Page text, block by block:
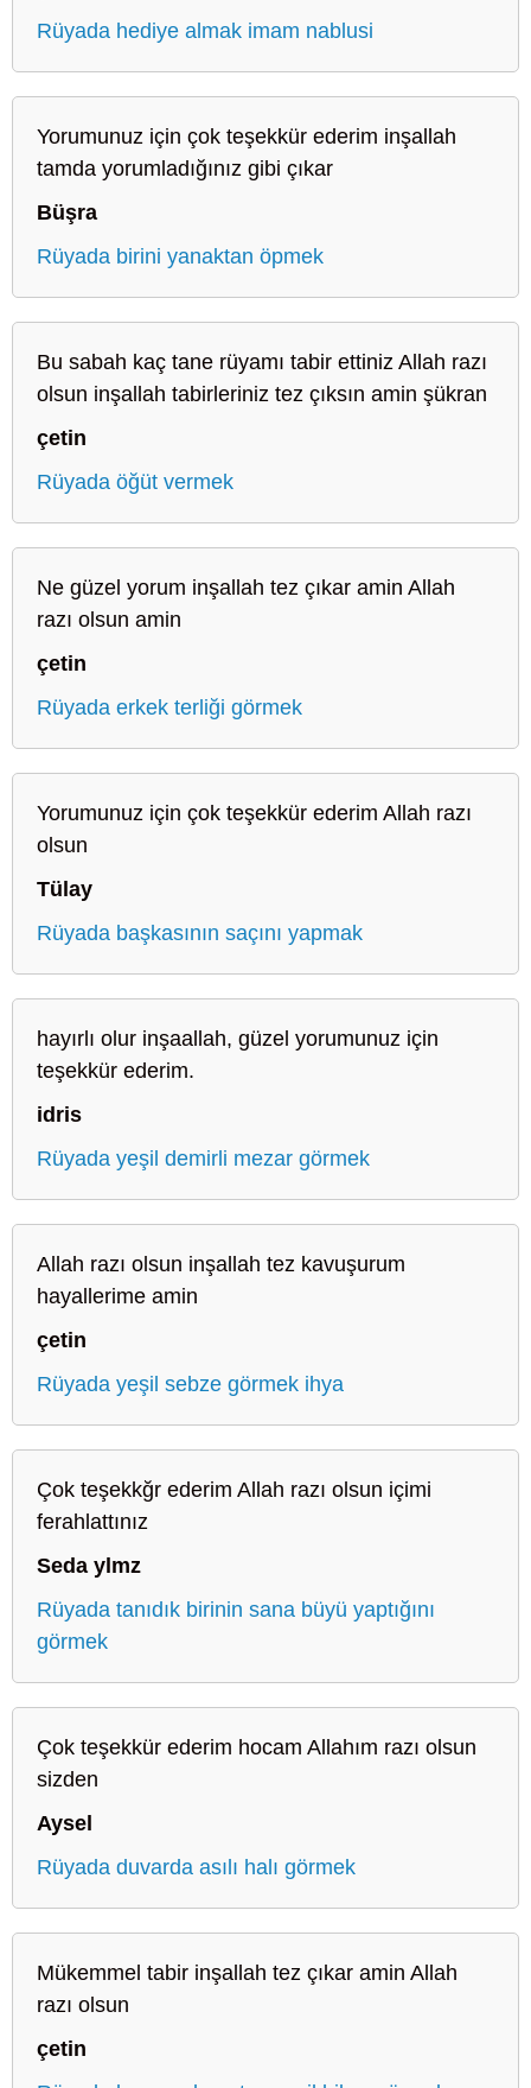
Rüyada hediye almak imam nablusi
Yorumunuz için çok teşekkür ederim inşallah
tamda yorumladığınız gibi çıkar
Büşra
Rüyada birini yanaktan öpmek
Bu sabah kaç tane rüyamı tabir ettiniz Allah razı
olsun inşallah tabirleriniz tez çıksın amin şükran
çetin
Rüyada öğüt vermek
Ne güzel yorum inşallah tez çıkar amin Allah
razı olsun amin
çetin
Rüyada erkek terliği görmek
Yorumunuz için çok teşekkür ederim Allah razı
olsun
Tülay
Rüyada başkasının saçını yapmak
hayırlı olur inşaallah, güzel yorumunuz için
teşekkür ederim.
idris
Rüyada yeşil demirli mezar görmek
Allah razı olsun inşallah tez kavuşurum
hayallerime amin
çetin
Rüyada yeşil sebze görmek ihya
Çok teşekkğr ederim Allah razı olsun içimi
ferahlattınız
Seda ylmz
Rüyada tanıdık birinin sana büyü yaptığını
görmek
Çok teşekkür ederim hocam Allahım razı olsun
sizden
Aysel
Rüyada duvarda asılı halı görmek
Mükemmel tabir inşallah tez çıkar amin Allah
razı olsun
çetin